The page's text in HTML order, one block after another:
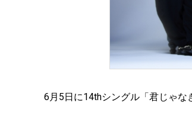
6月5日に14thシングル「君じゃな